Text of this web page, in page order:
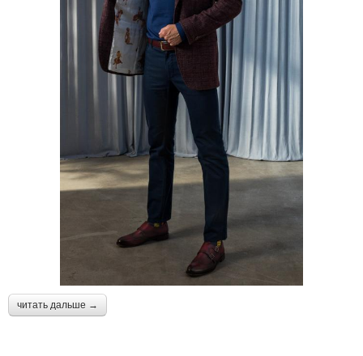
читать дальше →